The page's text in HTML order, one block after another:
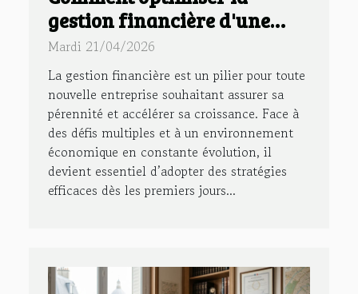
gestion financière d'une
nouvelle entreprise ?
Mardi 21/04/2026
La gestion financière est un pilier pour toute
nouvelle entreprise souhaitant assurer sa
pérennité et accélérer sa croissance. Face à
des défis multiples et à un environnement
économique en constante évolution, il
devient essentiel d’adopter des stratégies
efficaces dès les premiers jours...